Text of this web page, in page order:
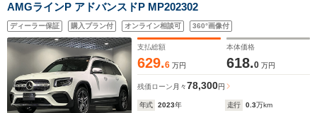
AMGラインP アドバンスドP MP202302
ディーラー保証 購入プラン付 オンライン相談可 360°画像付
支払総額
629.6 万円
本体価格
618.0 万円
残価ローン 月々78,300円
年式 2023年 走行 0.3万km